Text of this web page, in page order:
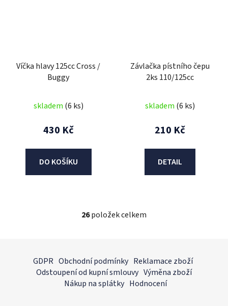
Víčka hlavy 125cc Cross /
Buggy
skladem (6 ks)
430 Kč
DO KOŠÍKU
Závlačka pístního čepu
2ks 110/125cc
skladem (6 ks)
210 Kč
DETAIL
O
d
a
c
26položek celkem
GDPR Obchodní podmínky Reklamace zboží
Odstoupení od kupní smlouvy Výměna zboží
Nákup na splátky Hodnocení